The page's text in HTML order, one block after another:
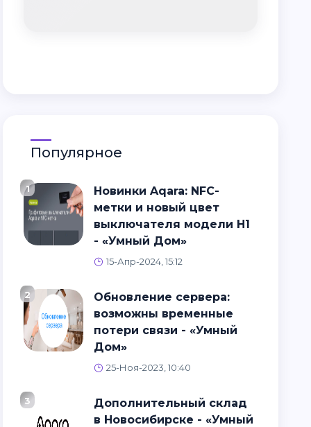
Популярное
1
Новинки Aqara: NFC-
метки и новый цвет
выключателя модели H1
- «Умный Дом»
15-Апр-2024, 15:12
2
Обновление сервера:
возможны временные
потери связи - «Умный
Дом»
25-Ноя-2023, 10:40
3
Дополнительный склад
в Новосибирске - «Умный